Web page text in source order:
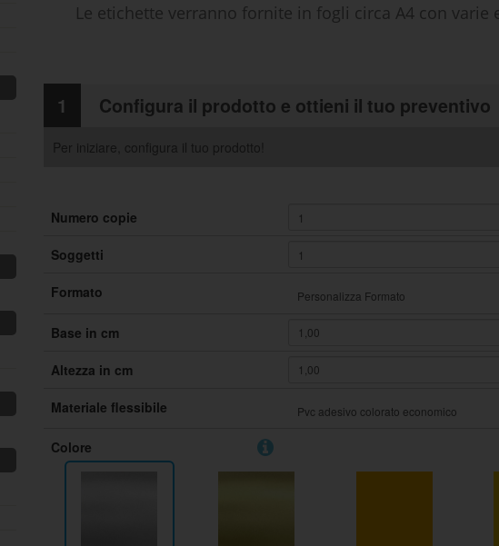
Le etichette verranno fornite in fogli circa A4 con varie
1 Configura il prodotto e ottieni il tuo preventivo
Per iniziare, configura il tuo prodotto!
Numero copie
Soggetti
Formato
Base in cm
Altezza in cm
Materiale flessibile
Colore